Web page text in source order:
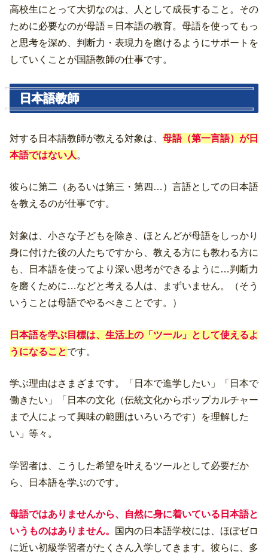
高校生にとって大切なのは、人として成長すること。その
ために必要なのが母語＝日本語の教育。母語を使ってもっ
と思考を深め、判断力・表現力を磨けるようにサポートを
していくことが国語教師の仕事です。
日本語教師
対する日本語教師が教える対象は、 母語（第一言語）が日
本語ではない人 。
彼らに第二（あるいは第三・第四…）言語としての日本語
を教えるのが仕事です。
対象は、小さな子どもを除き、ほとんどが母語をしっかり
身に付けた後の人たちですから、教える方にも教わる方に
も、日本語を使ってより深い思考ができるように…判断力
を磨くために…などと考える人は、まずいません。（そう
いうことは母語でやるべきことです。）
日本語を学ぶ目標は、生活上の「ツール」として使えるよ
うになることです。
学ぶ理由はさまざまです。「日本で進学したい」「日本で
働きたい」「日本の文化（伝統文化からポップカルチャー
まで人によって興味の範囲はいろいろです）を理解した
い」等々。
学習者は、こうした希望を叶えるツールとして必要だか
ら、日本語を学ぶのです。
母語ではありませんから、自然に身に着いている日本語と
いうものはありません。
国内の日本語学校には、ほぼゼロ
に近い初級学習者がたくさん入学してきます。彼らに、多